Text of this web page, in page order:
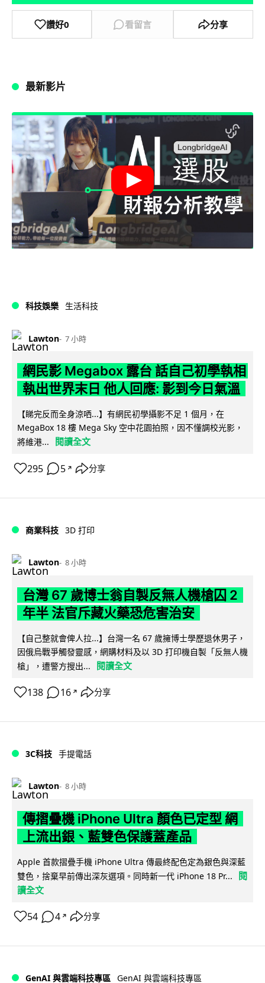
讚好0 看留言 分享
最新影片
科技娛樂 生活科技
Lawton 7 小時
網民影 Megabox 露台 話自己初學執相
執出世界末日 他人回應: 影到今日氣溫
【睇完反而全身涼哂...】有網民初學攝影不足 1 個月，在
MegaBox 18 樓 Mega Sky 空中花園拍照，因不懂調校光影，
將維港...
閱讀全文
295 5 ↗ 分享
商業科技 3D 打印
Lawton 8 小時
台灣 67 歲博士翁自製反無人機槍囚 2
年半 法官斥藏火藥恐危害治安
【自己整就會俾人拉...】台灣一名 67 歲擁博士學歷退休男子，
因俄烏戰爭觸發靈感，網購材料及以 3D 打印機自製「反無人機
槍」，遭警方搜出...
閱讀全文
138 16 ↗ 分享
3C科技 手提電話
Lawton 8 小時
傳摺疊機 iPhone Ultra 顏色已定型 網
上流出銀、藍雙色保護蓋產品
Apple 首款摺疊手機 iPhone Ultra 傳最終配色定為銀色與深藍
雙色，捨棄早前傳出深灰選項。同時新一代 iPhone 18 Pr...
閱
讀全文
54 4 ↗ 分享
GenAI 與雲端科技專區 GenAI 與雲端科技專區